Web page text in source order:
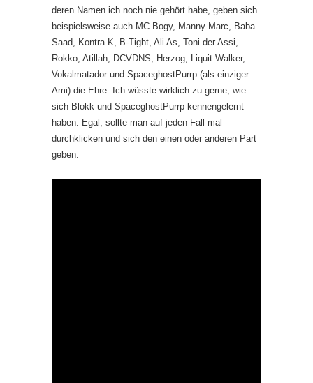
deren Namen ich noch nie gehört habe, geben sich
beispielsweise auch MC Bogy, Manny Marc, Baba
Saad, Kontra K, B-Tight, Ali As, Toni der Assi,
Rokko, Atillah, DCVDNS, Herzog, Liquit Walker,
Vokalmatador und SpaceghostPurrp (als einziger
Ami) die Ehre. Ich wüsste wirklich zu gerne, wie
sich Blokk und SpaceghostPurrp kennengelernt
haben. Egal, sollte man auf jeden Fall mal
durchklicken und sich den einen oder anderen Part
geben: